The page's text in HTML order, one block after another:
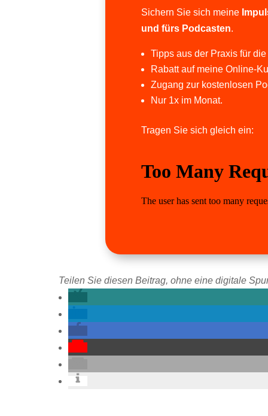
Sichern Sie sich meine
und fürs Podcasten.
Tipps aus der Praxis für
Rabatt auf meine Online-
Zugang zur kostenlosen
Nur 1x im Monat.
Tragen Sie sich gleich ein:
Teilen Sie diesen Beitrag, ohne eine digitale